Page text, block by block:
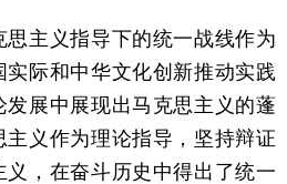
主义指导下的统一战线作为
际和中华文化创新推动实践
展中展现出马克思主义的蓬
义作为理论指导，坚持辩证
，在奋斗历史中得出了统一